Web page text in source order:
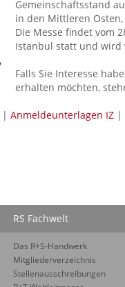
Gemeinschaftsstand
in den Mittleren
Die Messe findet vom
Istanbul statt und wird
Falls Sie Interesse
erhalten möchten,
| Anmeldeunterlagen IZ |
RS Fachwelt
Das R+S-Handwerk
Mitgliederverzeichnis
Stellenausschreibungen